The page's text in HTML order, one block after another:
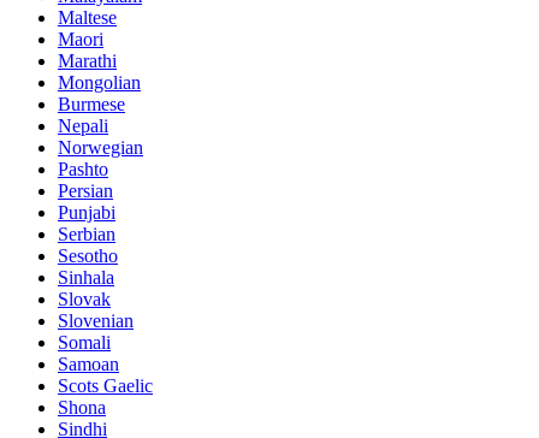
Maltese
Maori
Marathi
Mongolian
Burmese
Nepali
Norwegian
Pashto
Persian
Punjabi
Serbian
Sesotho
Sinhala
Slovak
Slovenian
Somali
Samoan
Scots Gaelic
Shona
Sindhi